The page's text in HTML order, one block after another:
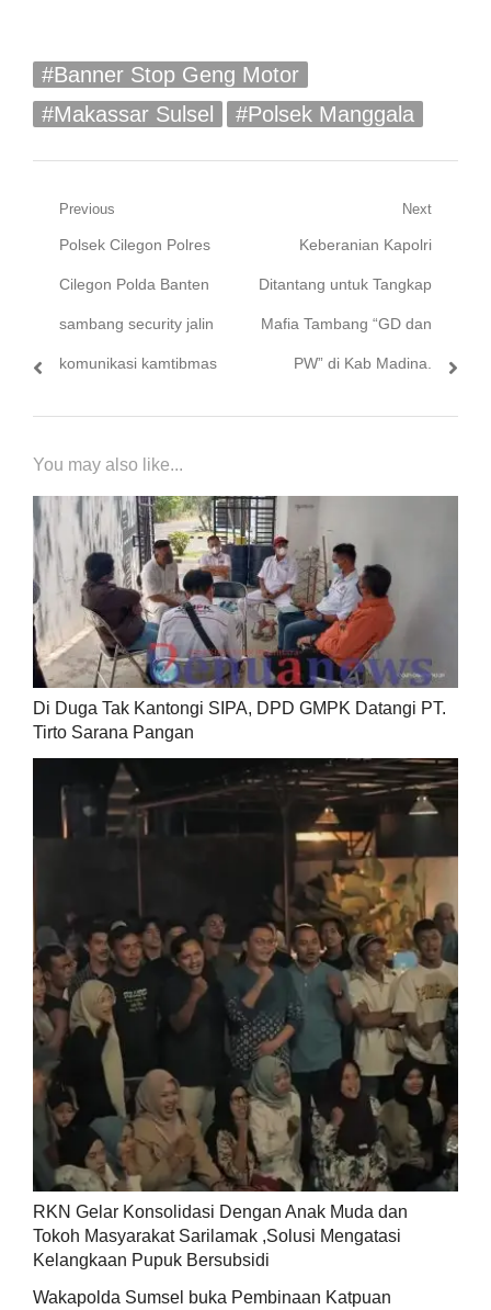
#Banner Stop Geng Motor
#Makassar Sulsel
#Polsek Manggala
Navigasi
pos
Previous
Previous
post:
Polsek Cilegon Polres
Cilegon Polda Banten
sambang security jalin
komunikasi kamtibmas
Next
Next
post:
Keberanian Kapolri
Ditantang untuk Tangkap
Mafia Tambang “GD dan
PW” di Kab Madina.
You may also like...
Di Duga Tak Kantongi SIPA, DPD GMPK Datangi PT.
Tirto Sarana Pangan
RKN Gelar Konsolidasi Dengan Anak Muda dan
Tokoh Masyarakat Sarilamak ,Solusi Mengatasi
Kelangkaan Pupuk Bersubsidi
Wakapolda Sumsel buka Pembinaan Katpuan